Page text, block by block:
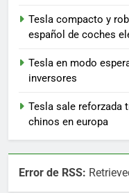
Tesla compacto y
español de coches
Tesla en modo
inversores
Tesla sale reforzada
chinos en europa
Error de RSS: